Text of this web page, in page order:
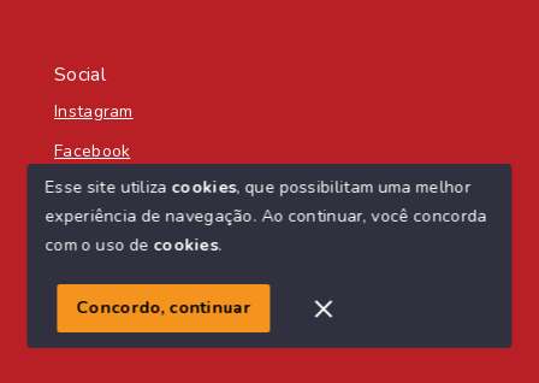
Social
Instagram
Facebook
© Copyright 2026 - Nascente Sul Imobiliária - Todos os
SITE PARA IMOBILIARIA
Esse site utiliza cookies, que possibilitam uma melhor
experiência de navegação. Ao continuar, você concorda
com o uso de cookies.
Concordo, continuar